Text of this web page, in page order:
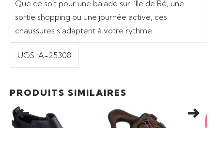
Que ce soit pour une balade sur l’Île de Ré, une
sortie shopping ou une journée active, ces
chaussures s’adaptent à votre rythme.
UGS :A-25308
PRODUITS SIMILAIRES
Ajouter au panier
48,30 €
Promo
BOTTINES SKECHERS
BOBS WANDER LUXE
Promo
SKECHERS TRESMEN –
NORVICK